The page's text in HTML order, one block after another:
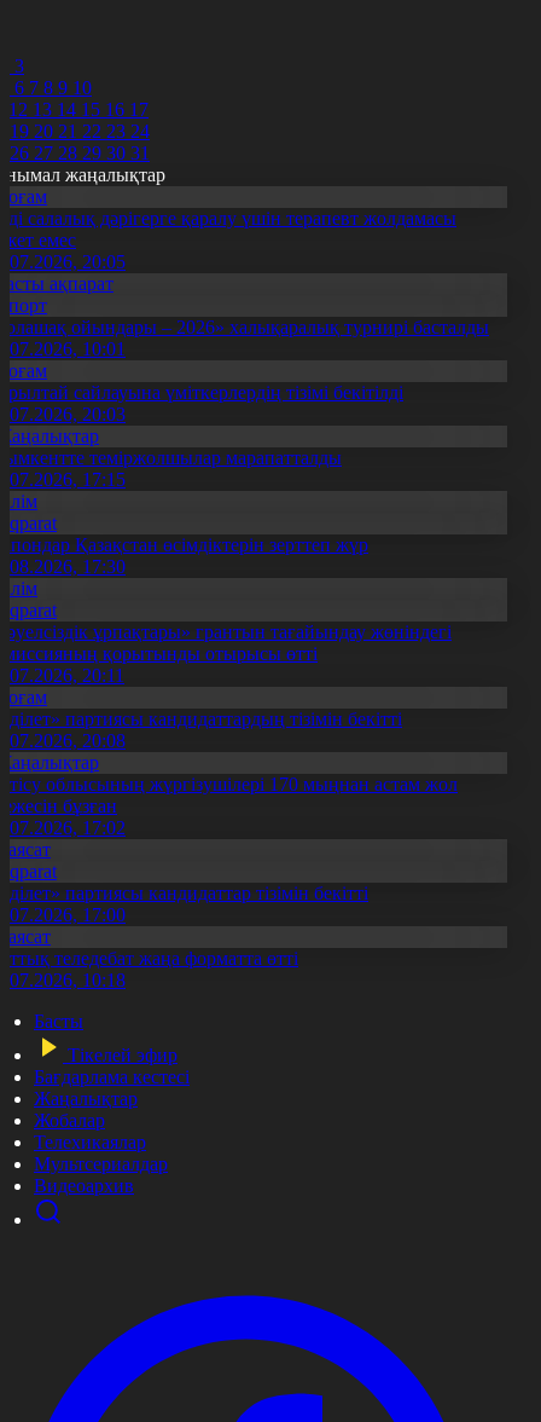
3
6 7 8 9 10
12 13 14 15 16 17
19 20 21 22 23 24
26 27 28 29 30 31
жаңалықтар
салалық дәрігерге қаралу үшін терапевт жолдамасы
емес
20:05
ақпарат
ойындары – 2026» халықаралық турнирі басталды
10:01
сайлауына үміткерлердің тізімі бекітілді
20:03
теміржолшылар марапатталды
17:15
Қазақстан өсімдіктерін зерттеп жүр
17:30
ұрпақтары» грантын тағайындау жөніндегі
қорытынды отырысы өтті
20:11
партиясы кандидаттардың тізімін бекітті
20:08
облысының жүргізушілері 170 мыңнан астам жол
бұзған
17:02
партиясы кандидаттар тізімін бекітті
17:00
теледебат жаңа форматта өтті
10:18
Басты
Тікелей эфир
Бағдарлама кестесі
Жаңалықтар
Жобалар
Телехикаялар
Мультсериалдар
Видеоархив